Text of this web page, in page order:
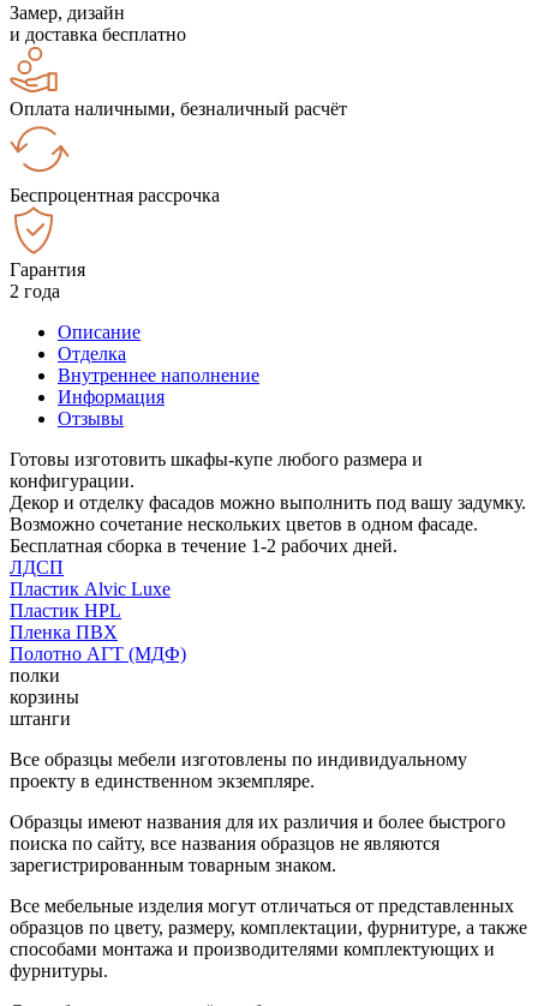
Замер, дизайн
и доставка бесплатно
Оплата наличными, безналичный расчёт
Беспроцентная рассрочка
Гарантия
2 года
Описание
Отделка
Внутреннее наполнение
Информация
Отзывы
Готовы изготовить шкафы-купе любого размера и
конфигурации.
Декор и отделку фасадов можно выполнить под вашу задумку.
Возможно сочетание нескольких цветов в одном фасаде.
Бесплатная сборка в течение 1-2 рабочих дней.
ЛДСП
Пластик Alvic Luxe
Пластик HPL
Пленка ПВХ
Полотно АГТ (МДФ)
полки
корзины
штанги
Все образцы мебели изготовлены по индивидуальному
проекту в единственном экземпляре.
Образцы имеют названия для их различия и более быстрого
поиска по сайту, все названия образцов не являются
зарегистрированным товарным знаком.
Все мебельные изделия могут отличаться от представленных
образцов по цвету, размеру, комплектации, фурнитуре, а также
способами монтажа и производителями комплектующих и
фурнитуры.